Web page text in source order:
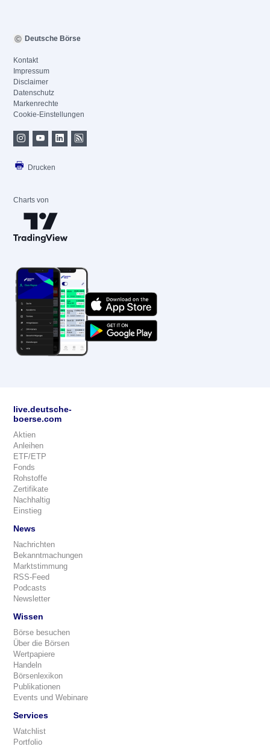
Deutsche Börse
Kontakt
Impressum
Disclaimer
Datenschutz
Markenrechte
Cookie-Einstellungen
Drucken
Charts von
live.deutsche-
boerse.com
Aktien
Anleihen
ETF/ETP
Fonds
Rohstoffe
Zertifikate
Nachhaltig
Einstieg
News
Nachrichten
Bekanntmachungen
Marktstimmung
RSS-Feed
Podcasts
Newsletter
Wissen
Börse besuchen
Über die Börsen
Wertpapiere
Handeln
Börsenlexikon
Publikationen
Events und Webinare
Services
Watchlist
Portfolio